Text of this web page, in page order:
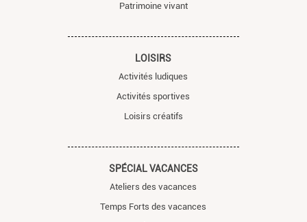
Patrimoine vivant
LOISIRS
Activités ludiques
Activités sportives
Loisirs créatifs
SPÉCIAL VACANCES
Ateliers des vacances
Temps Forts des vacances